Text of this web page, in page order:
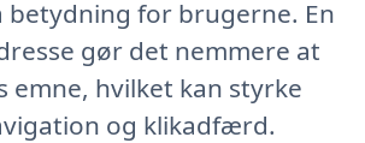
betydning for brugerne. En
gør det nemmere at
emne, hvilket kan styrke
og klikadfærd.